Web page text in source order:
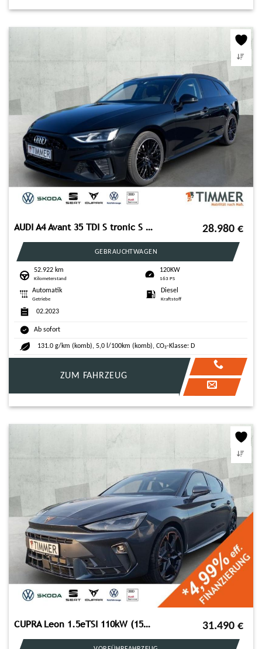
AUDI A4 Avant 35 TDI S tronic S LINE +LED +ACC +RKAM 28.980 €
GEBRAUCHTWAGEN
52.922 km
Kilometerstand
120KW
163 PS
Automatik
Getriebe
Diesel
Kraftstoff
02.2023
Ab sofort
131.0 g/km (komb), 5,0 l/100km (komb), CO₂-Klasse: D
ZUM FAHRZEUG
CUPRA Leon 1.5eTSI 110kW (150 PS) *DSG*Travel-Ass.*Mat 31.490 €